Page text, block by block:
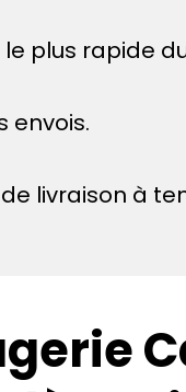
plus rapide
envois.
livraison à